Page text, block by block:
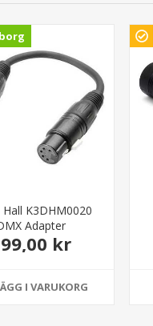
K3DHM0020
Adapter
kr
I VARUKORG